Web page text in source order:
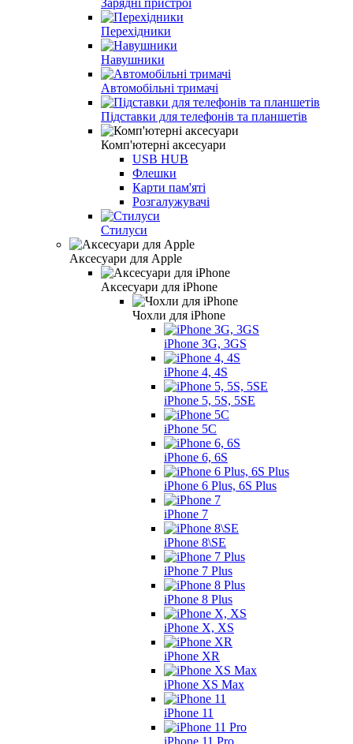
Перехідники
Навушники
Автомобільні тримачі
Підставки для телефонів та планшетів
Комп'ютерні аксесуари
USB HUB
Флешки
Карти пам'яті
Розгалужувачі
Стилуси
Аксесуари для Apple
Аксесуари для iPhone
Чохли для iPhone
iPhone 3G, 3GS
iPhone 4, 4S
iPhone 5, 5S, 5SE
iPhone 5C
iPhone 6, 6S
iPhone 6 Plus, 6S Plus
iPhone 7
iPhone 8\SE
iPhone 7 Plus
iPhone 8 Plus
iPhone X, XS
iPhone XR
iPhone XS Max
iPhone 11
iPhone 11 Pro